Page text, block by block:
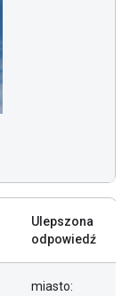
Ulepszona
odpowiedź
miasto: